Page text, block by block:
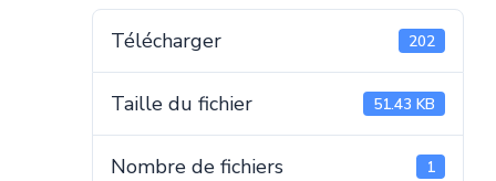
Télécharger 202
Taille du fichier 51.43 KB
Nombre de fichiers 1